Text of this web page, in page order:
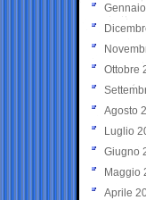
Ottobre
Agosto
Luglio
Giugno
Maggio
Aprile